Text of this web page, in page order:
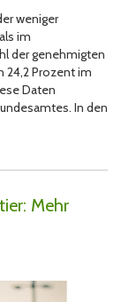
weniger
im
der genehmigten
24,2 Prozent im
Daten
In den
Mehr